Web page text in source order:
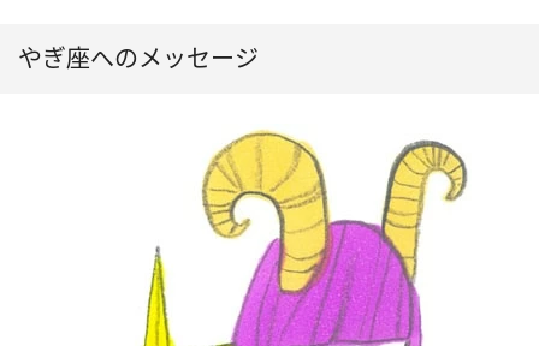
やぎ座へのメッセージ